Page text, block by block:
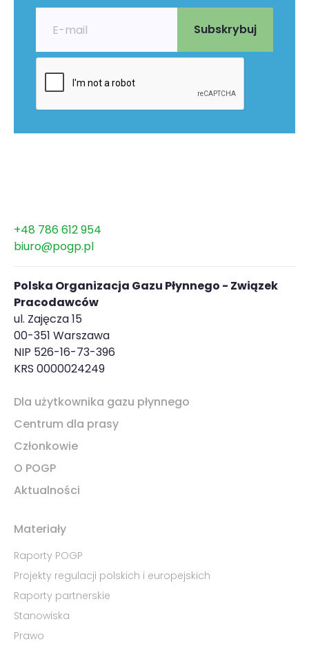
+48 786 612 954
biuro@pogp.pl
Polska Organizacja Gazu Płynnego - Związek
Pracodawców
ul. Zajęcza 15
00-351 Warszawa
NIP 526-16-73-396
KRS 0000024249
Dla użytkownika gazu płynnego
Centrum dla prasy
Członkowie
O POGP
Aktualności
Materiały
Raporty POGP
Projekty regulacji polskich i europejskich
Raporty partnerskie
Stanowiska
Prawo